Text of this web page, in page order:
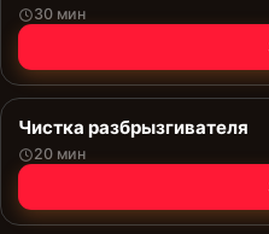
30 мин
Чистка разбрызгивателя
20 мин